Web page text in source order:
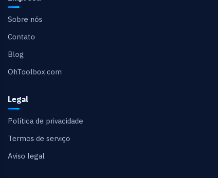
Sobre nós
Contato
Blog
OhToolbox.com
Legal
Política de privacidade
Termos de serviço
Aviso legal